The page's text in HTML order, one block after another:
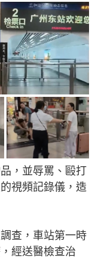
，並辱罵、毆打
視頻記錄儀，造
查，車站第一時
經送醫檢查治